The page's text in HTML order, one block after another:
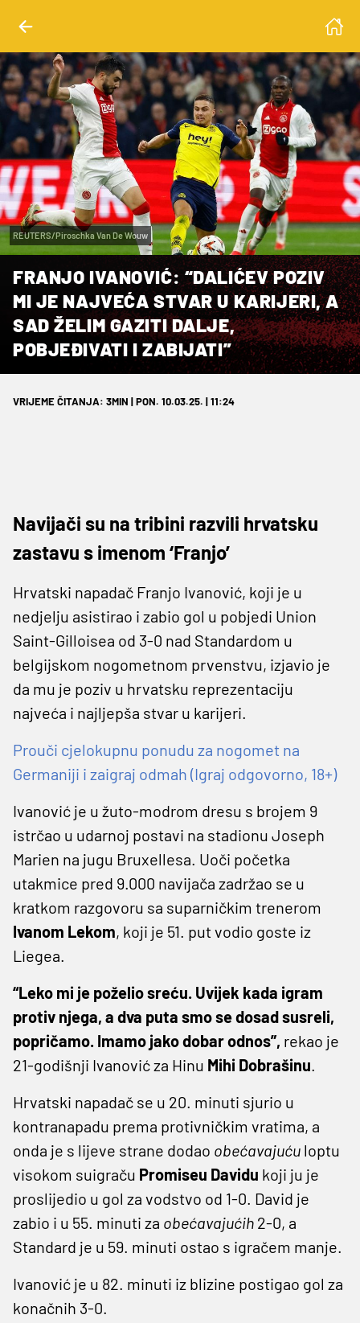
REUTERS/Piroschka Van De Wouw
FRANJO IVANOVIĆ: “DALIĆEV POZIV
MI JE NAJVEĆA STVAR U KARIJERI, A
SAD ŽELIM GAZITI DALJE,
POBJEĐIVATI I ZABIJATI”
VRIJEME ČITANJA: 3MIN | PON. 10.03.25. | 11:24
Navijači su na tribini razvili hrvatsku
zastavu s imenom ‘Franjo’
Hrvatski napadač Franjo Ivanović, koji je u
nedjelju asistirao i zabio gol u pobjedi Union
Saint-Gilloisea od 3-0 nad Standardom u
belgijskom nogometnom prvenstvu, izjavio je
da mu je poziv u hrvatsku reprezentaciju
najveća i najljepša stvar u karijeri.
Prouči cjelokupnu ponudu za nogomet na
Germaniji i zaigraj odmah (Igraj odgovorno, 18+)
Ivanović je u žuto-modrom dresu s brojem 9
istrčao u udarnoj postavi na stadionu Joseph
Marien na jugu Bruxellesa. Uoči početka
utakmice pred 9.000 navijača zadržao se u
kratkom razgovoru sa suparničkim trenerom
Ivanom Lekom, koji je 51. put vodio goste iz
Liegea.
“Leko mi je poželio sreću. Uvijek kada igram
protiv njega, a dva puta smo se dosad susreli,
popričamo. Imamo jako dobar odnos”, rekao je
21-godišnji Ivanović za Hinu Mihi Dobrašinu.
Hrvatski napadač se u 20. minuti sjurio u
kontranapadu prema protivničkim vratima, a
onda je s lijeve strane dodao obećavajuću loptu
visokom suigraču Promiseu Davidu koji ju je
proslijedio u gol za vodstvo od 1-0. David je
zabio i u 55. minuti za obećavajućih 2-0, a
Standard je u 59. minuti ostao s igračem manje.
Ivanović je u 82. minuti iz blizine postigao gol za
konačnih 3-0.